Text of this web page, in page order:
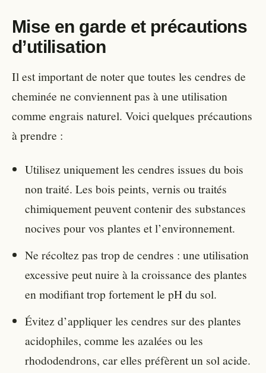
Mise en garde et précautions
d’utilisation
Il est important de noter que toutes les cendres de
cheminée ne conviennent pas à une utilisation
comme engrais naturel. Voici quelques précautions
à prendre :
Utilisez uniquement les cendres issues du bois
non traité. Les bois peints, vernis ou traités
chimiquement peuvent contenir des substances
nocives pour vos plantes et l’environnement.
Ne récoltez pas trop de cendres : une utilisation
excessive peut nuire à la croissance des plantes
en modifiant trop fortement le pH du sol.
Évitez d’appliquer les cendres sur des plantes
acidophiles, comme les azalées ou les
rhododendrons, car elles préfèrent un sol acide.